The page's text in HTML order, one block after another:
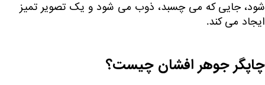
شود، جایی که می چسبد، ذوب می شود و یک تصویر تمیز
ایجاد می کند.
چاپگر جوهر افشان چیست؟